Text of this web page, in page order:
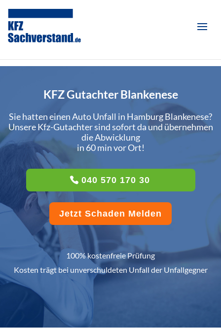
KFZ Gutachter Blankenese
Sie hatten einen Auto Unfall in Hamburg Blankenese?
Unsere Kfz-Gutachter sind sofort da und übernehmen
die Abwicklung
in 60 min vor Ort!
040 570 170 30
Jetzt Schaden Melden
100% kostenfreie Prüfung
Kosten trägt bei unverschuldeten Unfall der Unfallgegner